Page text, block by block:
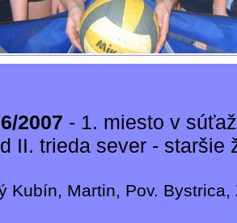
2007 - 1. miesto v
II. trieda sever - staršie
Kubín, Martin, Pov. Bystrica,